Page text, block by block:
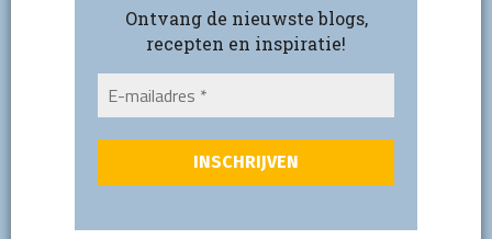
Ontvang de nieuwste blogs,
recepten en inspiratie!